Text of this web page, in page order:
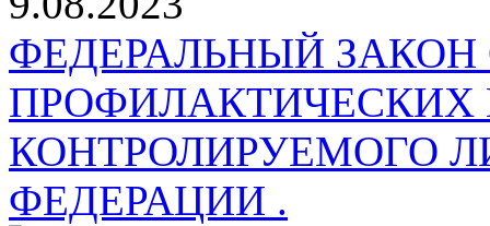
ФЕДЕРАЛЬНЫЙ
КОНТРОЛИРУЕМОГО
ФЕДЕРАЦИИ .